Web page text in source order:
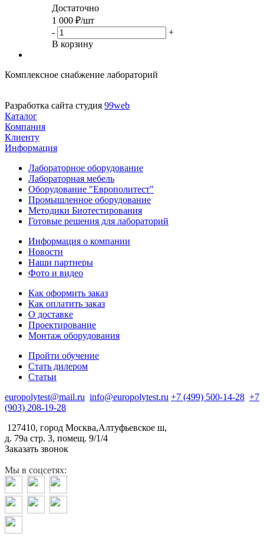
Достаточно
1 000 ₽/шт
-
+
В корзину
Комплексное снабжение лабораторий
Разработка сайта студия 99web
Каталог
Компания
Клиенту
Информация
Лабораторное оборудование
Лабораторная мебель
Оборудование "Европолитест"
Промышленное оборудование
Методики Биотестирования
Готовые решения для лабораторий
Информация о компании
Новости
Наши партнеры
Фото и видео
Как оформить заказ
Как оплатить заказ
О доставке
Проектирование
Монтаж оборудования
Пройти обучение
Стать дилером
Статьи
europolytest@mail.ru info@europolytest.ru +7 (499) 500-14-28 +7
(903) 208-19-28
127410, город Москва,Алтуфьевское ш,
д. 79а стр. 3, помещ. 9/1/4
Заказать звонок
Мы в соцсетях: